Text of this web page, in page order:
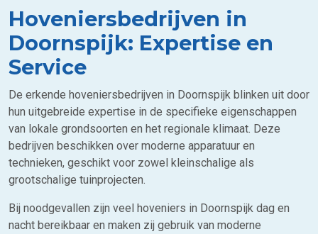
Hoveniersbedrijven in
Doornspijk: Expertise en
Service
De erkende hoveniersbedrijven in Doornspijk blinken uit door
hun uitgebreide expertise in de specifieke eigenschappen
van lokale grondsoorten en het regionale klimaat. Deze
bedrijven beschikken over moderne apparatuur en
technieken, geschikt voor zowel kleinschalige als
grootschalige tuinprojecten.
Bij noodgevallen zijn veel hoveniers in Doornspijk dag en
nacht bereikbaar en maken zij gebruik van moderne